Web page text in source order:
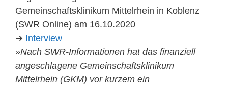
Gemeinschaftsklinikum Mittelrhein in Koblenz
(SWR Online) am 16.10.2020
➔ Interview
»Nach SWR-Informationen hat das finanziell
angeschlagene Gemeinschaftsklinikum
Mittelrhein (GKM) vor kurzem ein